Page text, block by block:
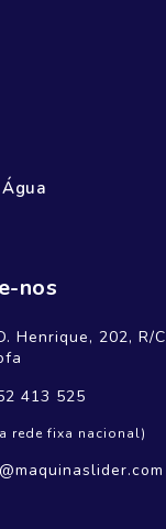
nos
Henrique, 202, R/C
413 525
rede fixa nacional)